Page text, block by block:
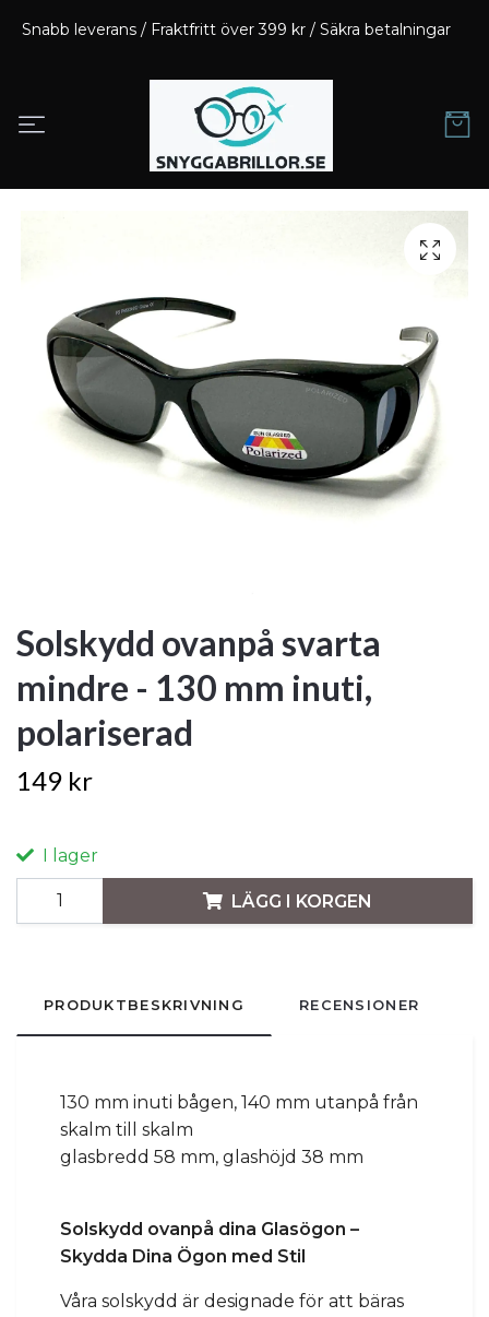
Snabb leverans / Fraktfritt över 399 kr / Säkra betalningar
Solskydd ovanpå svarta
mindre - 130 mm inuti,
polariserad
149 kr
I lager
LÄGG I KORGEN
PRODUKTBESKRIVNING RECENSIONER
130 mm inuti bågen, 140 mm utanpå från
skalm till skalm
glasbredd 58 mm, glashöjd 38 mm
Solskydd ovanpå dina Glasögon –
Skydda Dina Ögon med Stil
Våra solskydd är designade för att bäras